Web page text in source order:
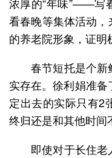
浓厚的“年味”——写
看春晚等集体活动
的养老院形象，证明
春节短托是个
实存在。徐利娟准
定出去的实际只有2
终归还是和其他时间
即使对于长住